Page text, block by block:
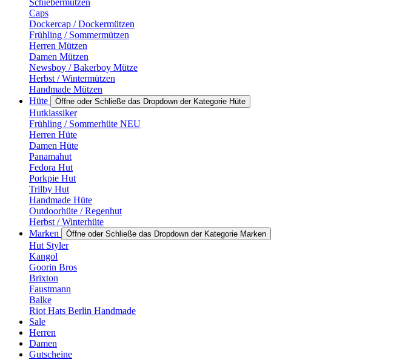
Schiebermützen
Caps
Dockercap / Dockermützen
Frühling / Sommermützen
Herren Mützen
Damen Mützen
Newsboy / Bakerboy Mütze
Herbst / Wintermützen
Handmade Mützen
Hüte
Öffne oder Schließe das Dropdown der Kategorie Hüte
Hutklassiker
Frühling / Sommerhüte NEU
Herren Hüte
Damen Hüte
Panamahut
Fedora Hut
Porkpie Hut
Trilby Hut
Handmade Hüte
Outdoorhüte / Regenhut
Herbst / Winterhüte
Marken
Öffne oder Schließe das Dropdown der Kategorie Marken
Hut Styler
Kangol
Goorin Bros
Brixton
Faustmann
Balke
Riot Hats Berlin Handmade
Sale
Herren
Damen
Gutscheine